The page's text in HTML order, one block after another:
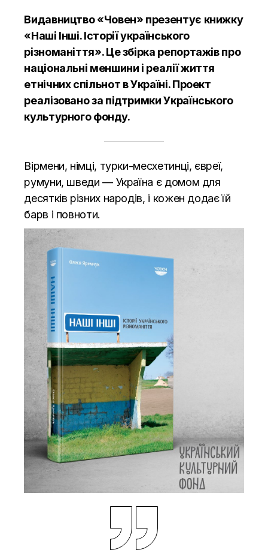
Видавництво «Човен» презентує книжку
«Наші Інші. Історії українського
різноманіття». Це збірка репортажів про
національні меншини і реалії життя
етнічних спільнот в Україні. Проект
реалізовано за підтримки Українського
культурного фонду.
Вірмени, німці, турки-месхетинці, євреї,
румуни, шведи — Україна є домом для
десятків різних народів, і кожен додає їй
барв і повноти.